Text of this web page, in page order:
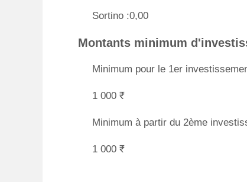
Sortino :0,00
Montants minimum
Minimum pour le 1er
1 000 ₹
Minimum à partir du 2ème
1 000 ₹